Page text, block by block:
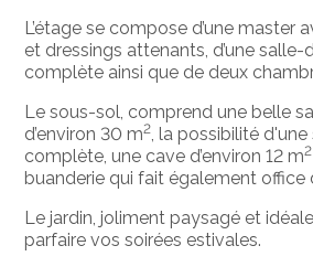
L’étage se compose d’une master
et dressings attenants, d’une
complète ainsi que de deux
Le sous-sol, comprend une belle
d’environ 30 m2 , la possibilité
complète, une cave d’environ 12 m2
buanderie qui fait également office
Le jardin, joliment paysagé et
parfaire vos soirées estivales.